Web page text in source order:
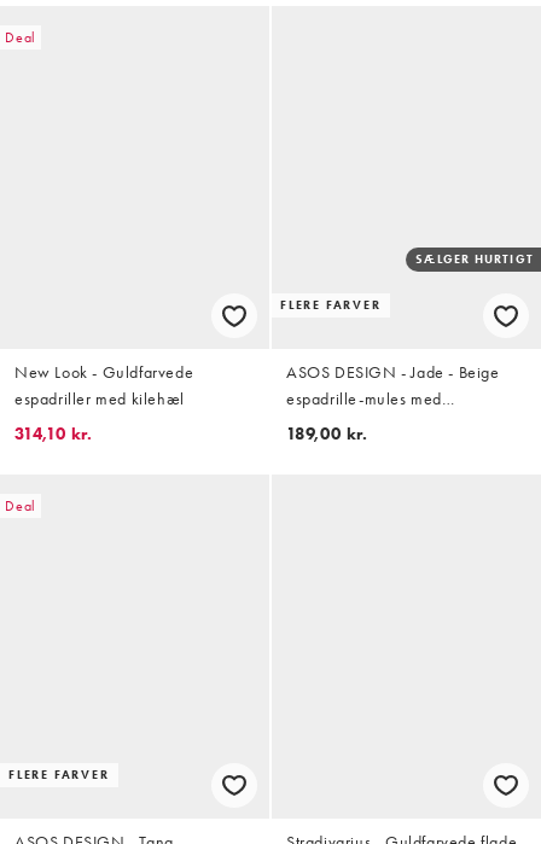
Deal
New Look - Guldfarvede
espadriller med kilehæl
314,10 kr.
FLERE FARVER
SÆLGER HURTIGT
ASOS DESIGN - Jade - Beige
espadrille-mules med
knudedetalje
189,00 kr.
Deal
FLERE FARVER